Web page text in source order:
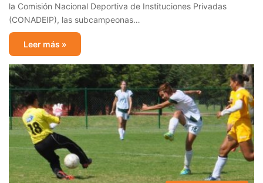
la Comisión Nacional Deportiva de Instituciones Privadas
(CONADEIP), las subcampeonas…
Leer más »